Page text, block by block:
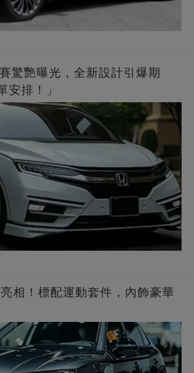
驚艷曝光，全新設計引爆期
安排！」
亮相！標配運動套件，內飾豪華